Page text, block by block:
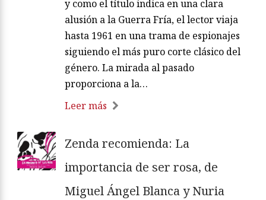
y como el título indica en una clara
alusión a la Guerra Fría, el lector viaja
hasta 1961 en una trama de espionajes
siguiendo el más puro corte clásico del
género. La mirada al pasado
proporciona a la…
Leer más
Zenda recomienda: La
importancia de ser rosa, de
Miguel Ángel Blanca y Nuria